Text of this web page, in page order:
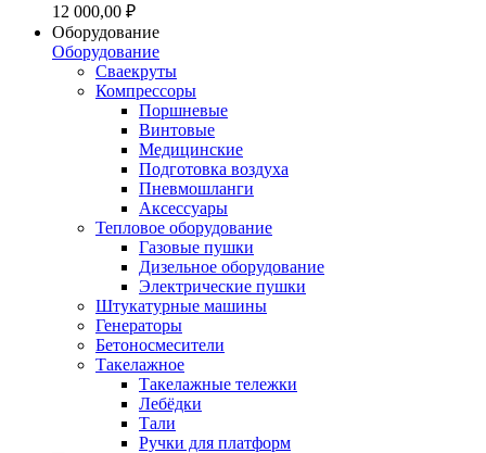
12 000,00 ₽
Оборудование
Оборудование
Сваекруты
Компрессоры
Поршневые
Винтовые
Медицинские
Подготовка воздуха
Пневмошланги
Аксессуары
Тепловое оборудование
Газовые пушки
Дизельное оборудование
Электрические пушки
Штукатурные машины
Генераторы
Бетоносмесители
Такелажное
Такелажные тележки
Лебёдки
Тали
Ручки для платформ